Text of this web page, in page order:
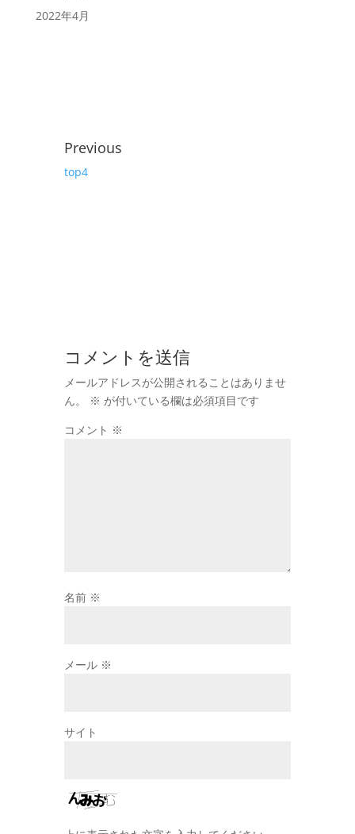
2022年4月
Previous
top4
コメントを送信
メールアドレスが公開されることはありませ
ん。
※ が付いている欄は必須項目です
コメント ※
名前 ※
メール ※
サイト